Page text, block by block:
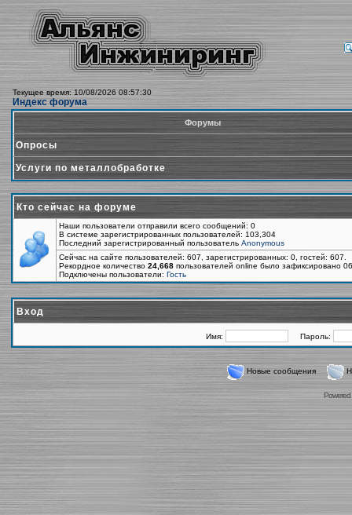
Текущее время: 10/08/2026 08:57:30
Индекс форума
Форумы
Опросы
Услуги по металлобработке
Кто сейчас на форуме
Наши пользователи отправили всего сообщений: 0
В системе зарегистрированных пользователей: 103,304
Последний зарегистрированный пользователь Anonymous
Сейчас на сайте пользователей: 607, зарегистрированных: 0, гостей:
Рекордное количество 24,668 пользователей online было зафиксировано
Подключены пользователи: Гость
Вход
Имя: Пароль:
Новые сообщения